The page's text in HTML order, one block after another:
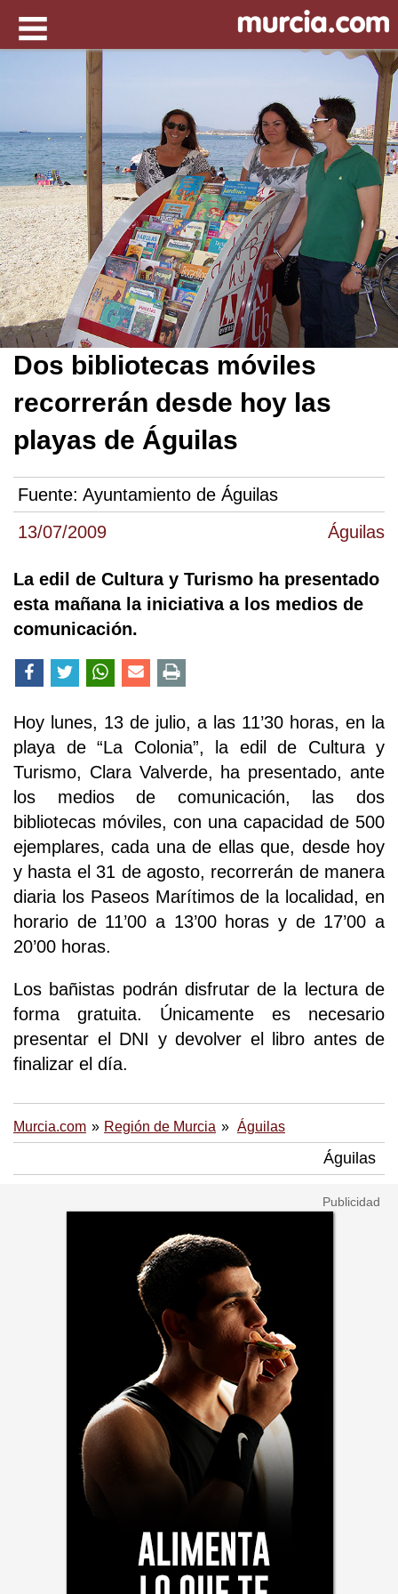
13/07/2009 Águilas
Dos bibliotecas móviles
recorrerán desde hoy las
playas de Águilas
Fuente: Ayuntamiento de Águilas
La edil de Cultura y Turismo ha presentado
esta mañana la iniciativa a los medios de
comunicación.
Hoy lunes, 13 de julio, a las 11’30 horas, en la
playa de “La Colonia”, la edil de Cultura y
Turismo, Clara Valverde, ha presentado, ante
los medios de comunicación, las dos
bibliotecas móviles, con una capacidad de 500
ejemplares, cada una de ellas que, desde hoy
y hasta el 31 de agosto, recorrerán de manera
diaria los Paseos Marítimos de la localidad, en
horario de 11’00 a 13’00 horas y de 17’00 a
20’00 horas.
Los bañistas podrán disfrutar de la lectura de
forma gratuita. Únicamente es necesario
presentar el DNI y devolver el libro antes de
finalizar el día.
Murcia.com Región de Murcia Águilas
Águilas